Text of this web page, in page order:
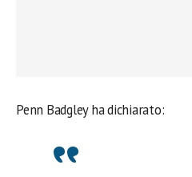
Penn Badgley ha dichiarato: